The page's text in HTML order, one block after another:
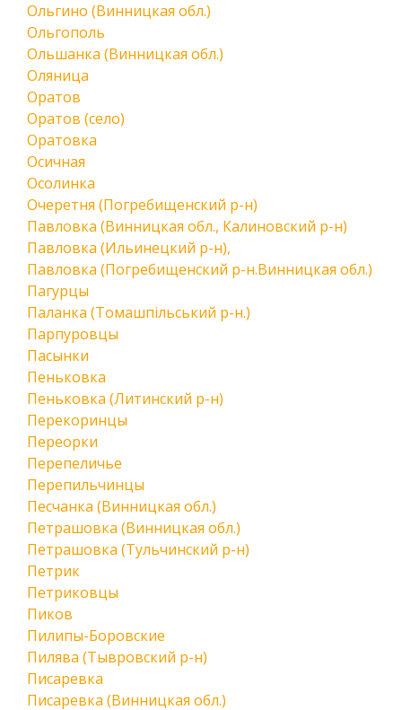
Ольгино (Винницкая обл.)
Ольгополь
Ольшанка (Винницкая обл.)
Оляница
Оратов
Оратов (село)
Оратовка
Осичная
Осолинка
Очеретня (Погребищенский р-н)
Павловка (Винницкая обл., Калиновский р-н)
Павловка (Ильинецкий р-н),
Павловка (Погребищенский р-н.Винницкая обл.)
Пагурцы
Паланка (Томашпільський р-н.)
Парпуровцы
Пасынки
Пеньковка
Пеньковка (Литинский р-н)
Перекоринцы
Переорки
Перепеличье
Перепильчинцы
Песчанка (Винницкая обл.)
Петрашовка (Винницкая обл.)
Петрашовка (Тульчинский р-н)
Петрик
Петриковцы
Пиков
Пилипы-Боровские
Пилява (Тывровский р-н)
Писаревка
Писаревка (Винницкая обл.)